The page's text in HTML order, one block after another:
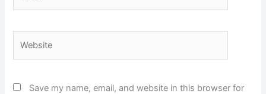
Save my name, email, and website in this browser for